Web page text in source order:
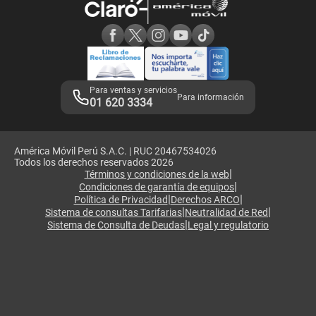
Adquirientes iPhone 6, 6S y SE
Mensaje de Seguridad
Términos y Condiciones de Tienda Claro
Libro de Reclamaciones
Legales de marketplace
Para ventas y servicios
01 620 3334 Para información
América Móvil Perú S.A.C. | RUC 20467534026
Todos los derechos reservados 2026
Términos y condiciones de la web|
Condiciones de garantía de equipos|
Política de Privacidad|Derechos ARCO|
Sistema de consultas Tarifarias|Neutralidad de Red|
Sistema de Consulta de Deudas|Legal y regulatorio